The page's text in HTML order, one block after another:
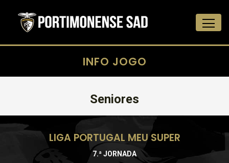
INFO JOGO
Seniores
LIGA PORTUGAL MEU SUPER
7.ª JORNADA